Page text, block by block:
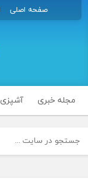
صفحه اصلی
مجله خبری آشپزی